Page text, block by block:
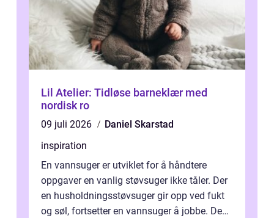
Lil Atelier: Tidløse barneklær med
nordisk ro
09 juli 2026
Daniel Skarstad
inspiration
En vannsuger er utviklet for å håndtere
oppgaver en vanlig støvsuger ikke tåler. Der
en husholdningsstøvsuger gir opp ved fukt
og søl, fortsetter en vannsuger å jobbe. Den